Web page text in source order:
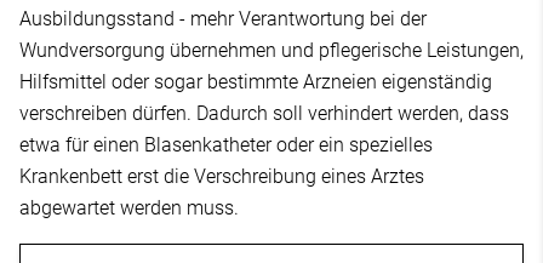
Ausbildungsstand - mehr Verantwortung bei der
Wundversorgung übernehmen und pflegerische Leistungen,
Hilfsmittel oder sogar bestimmte Arzneien eigenständig
verschreiben dürfen. Dadurch soll verhindert werden, dass
etwa für einen Blasenkatheter oder ein spezielles
Krankenbett erst die Verschreibung eines Arztes
abgewartet werden muss.